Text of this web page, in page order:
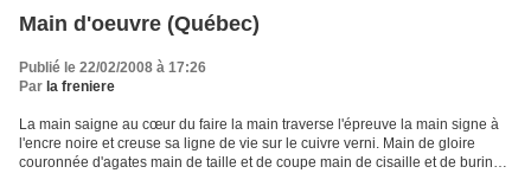
Main d'oeuvre (Québec)
Publié le 22/02/2008 à 17:26
Par la freniere
La main saigne au cœur du faire la main traverse l'épreuve la main signe à
l'encre noire et creuse sa ligne de vie sur le cuivre verni. Main de gloire
couronnée d'agates main de taille et de coupe main de cisaille et de burin